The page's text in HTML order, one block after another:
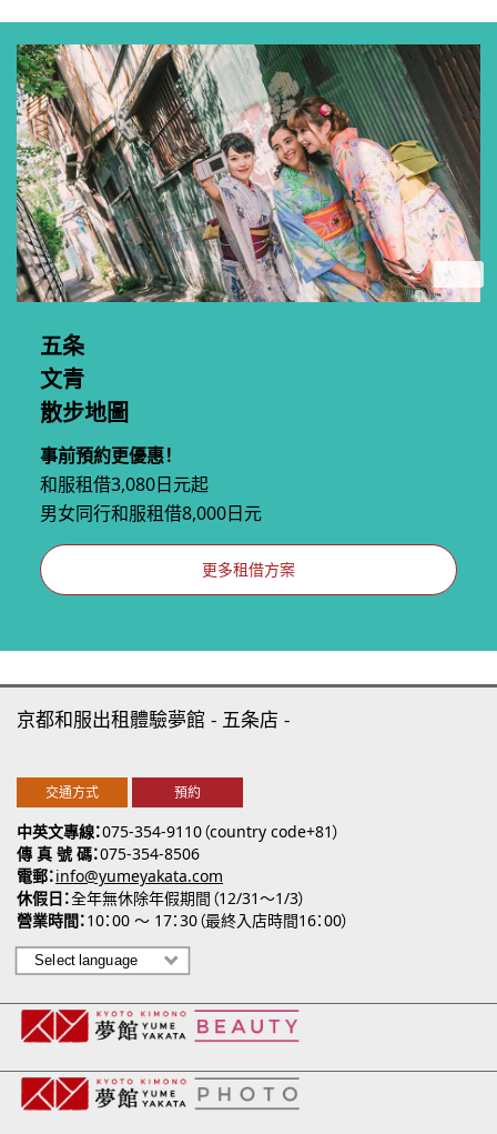
五条
文青
散步地圖
事前預約更優惠！
和服租借3,080日元起
男女同行和服租借8,000日元
更多租借方案
中英文專線 075-354-9110（country code+81）
傳 真 號 碼 075-354-8506
電郵 info@yumeyakata.com
休假日 全年無休除年假期間（12/31～1/3）
營業時間 10：00 ～ 17：30（最終入店時間16：00）
京都和服出租體驗夢館 五条店
交通方式 預約